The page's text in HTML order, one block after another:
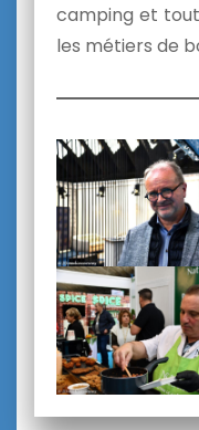
camping et
les métiers de